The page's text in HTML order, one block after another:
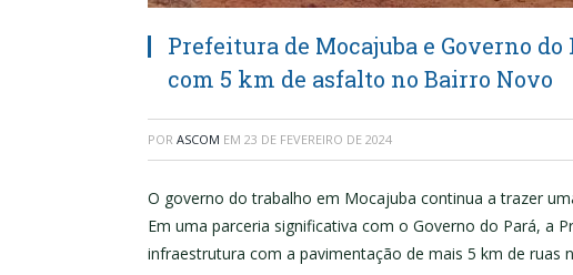
Prefeitura de Mocajuba e Governo
com 5 km de asfalto no Bairro Novo
POR ASCOM EM 23 DE FEVEREIRO DE 2024
O governo do trabalho em Mocajuba continua a trazer
Em uma parceria significativa com o Governo do Pará, a
infraestrutura com a pavimentação de mais 5 km de ruas